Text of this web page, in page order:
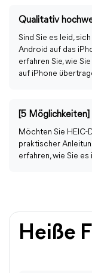
Sind Sie es leid,
Android auf das
erfahren Sie, wie
auf iPhone
Möchten Sie
praktischer
erfahren, wie Sie
Heiße